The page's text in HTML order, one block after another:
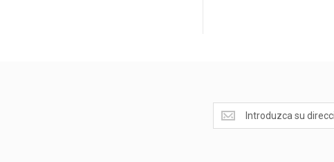
Ofertas
<br>Novedades